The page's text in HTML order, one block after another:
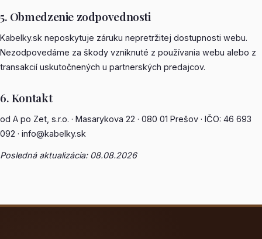
5. Obmedzenie zodpovednosti
Kabelky.sk neposkytuje záruku nepretržitej dostupnosti webu.
Nezodpovedáme za škody vzniknuté z používania webu alebo z
transakcií uskutočnených u partnerských predajcov.
6. Kontakt
od A po Zet, s.r.o. · Masarykova 22 · 080 01 Prešov · IČO: 46 693
092 · info@kabelky.sk
Posledná aktualizácia: 08.08.2026